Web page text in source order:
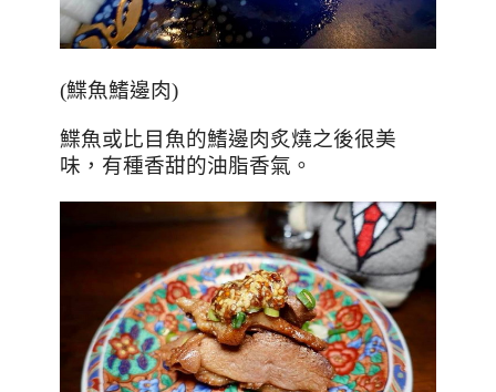
(鰈魚鰭邊肉)
鰈魚或比目魚的鰭邊肉炙燒之後很美
味，有種香甜的油脂香氣。